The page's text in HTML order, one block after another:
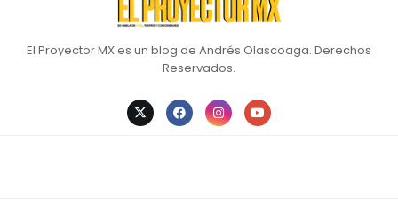
El Proyector MX es un blog de Andrés Olascoaga. Derechos
Reservados.